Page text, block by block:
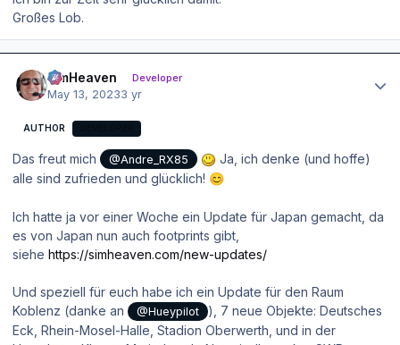
Großes Lob.
simHeaven Developer
May 13, 20233 yr
AUTHOR
Das freut mich @Andre_RX85
Ja, ich denke (und hoffe)
alle sind zufrieden und glücklich! 😊
Ich hatte ja vor einer Woche ein Update für Japan gemacht, da
es von Japan nun auch footprints gibt,
siehe https://simheaven.com/new-updates/
Und speziell für euch habe ich ein Update für den Raum
Koblenz (danke an
@Hueypilot
), 7 neue Objekte: Deutsches
Eck, Rhein-Mosel-Halle, Stadion Oberwerth, und in der